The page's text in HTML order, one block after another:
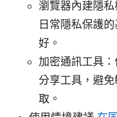
瀏覽器內建隱
日常隱私保護
好。
加密通訊工具
分享工具，避
取。